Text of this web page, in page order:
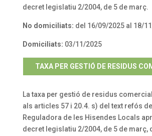
decret legislatiu 2/2004, de 5 de març.
No domiciliats: del 16/09/2025 al 18/
Domiciliats: 03/11/2025
TAXA PER GESTIÓ DE RESIDUS
La taxa per gestió de residus
als articles 57 i 20.4. s) del text refós
Reguladora de les Hisendes Locals
decret legislatiu 2/2004, de 5 de març,